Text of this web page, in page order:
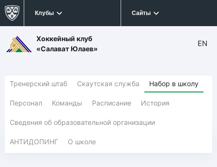
Клубы Сайты
Хоккейный клуб
«Салават Юлаев»
EN
Тренерский штаб Скаутская служба Набор в школу
Персонал Команды Расписание История
Сведения об образовательной организации
АНТИДОПИНГ О школе